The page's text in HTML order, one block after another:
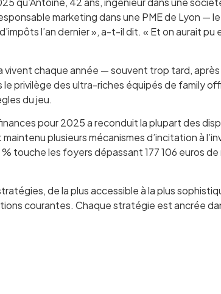
marketing dans une PME de Lyon —
d’impôts l’an dernier », a-t-il dit. « Et on aurait
chaque année — souvent trop tard,
le privilège des ultra-riches équipés de family
du jeu.
pour 2025 a reconduit la plupart des
plusieurs mécanismes d’incitation à
touche les foyers dépassant 177 106 euros
de la plus accessible à la plus
courantes. Chaque stratégie est ancrée